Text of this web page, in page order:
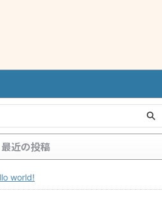
最近の投稿
world!